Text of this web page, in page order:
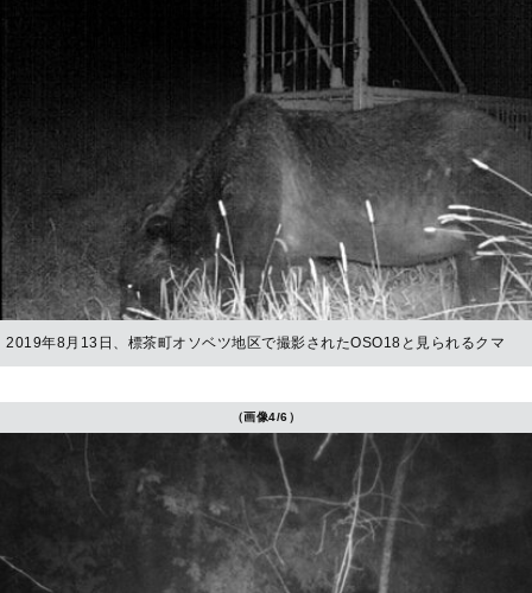
2019年8月13日、標茶町オソベツ地区で撮影されたOSO18と見られるクマ
（画像4/6）